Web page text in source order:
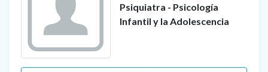
Psiquiatra - Psicología
Infantil y la Adolescencia